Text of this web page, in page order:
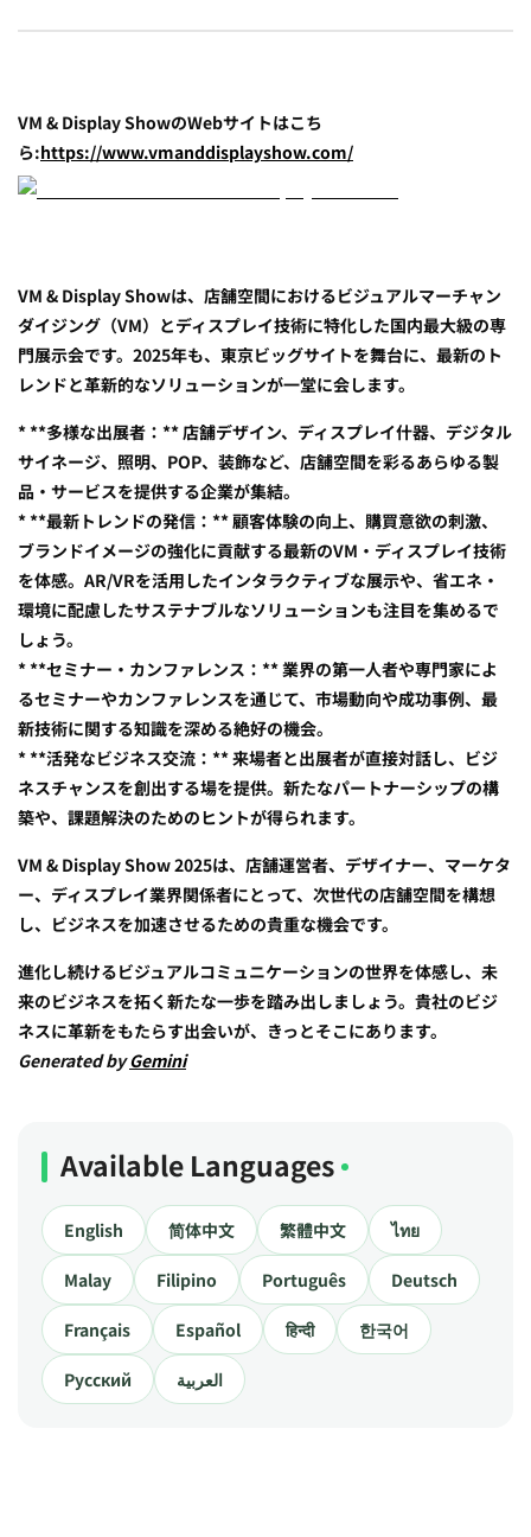
VM & Display ShowのWebサイトはこち
ら:https://www.vmanddisplayshow.com/
VM & Display Showは、店舗空間におけるビジュアルマーチャン
ダイジング（VM）とディスプレイ技術に特化した国内最大級の専
門展示会です。2025年も、東京ビッグサイトを舞台に、最新のト
レンドと革新的なソリューションが一堂に会します。
* **多様な出展者：** 店舗デザイン、ディスプレイ什器、デジタル
サイネージ、照明、POP、装飾など、店舗空間を彩るあらゆる製
品・サービスを提供する企業が集結。
* **最新トレンドの発信：** 顧客体験の向上、購買意欲の刺激、
ブランドイメージの強化に貢献する最新のVM・ディスプレイ技術
を体感。AR/VRを活用したインタラクティブな展示や、省エネ・
環境に配慮したサステナブルなソリューションも注目を集めるで
しょう。
* **セミナー・カンファレンス：** 業界の第一人者や専門家によ
るセミナーやカンファレンスを通じて、市場動向や成功事例、最
新技術に関する知識を深める絶好の機会。
* **活発なビジネス交流：** 来場者と出展者が直接対話し、ビジ
ネスチャンスを創出する場を提供。新たなパートナーシップの構
築や、課題解決のためのヒントが得られます。
VM & Display Show 2025は、店舗運営者、デザイナー、マーケタ
ー、ディスプレイ業界関係者にとって、次世代の店舗空間を構想
し、ビジネスを加速させるための貴重な機会です。
進化し続けるビジュアルコミュニケーションの世界を体感し、未
来のビジネスを拓く新たな一歩を踏み出しましょう。貴社のビジ
ネスに革新をもたらす出会いが、きっとそこにあります。
Generated byGemini
Available Languages
English 简体中文 繁體中文 ไทย
Malay Filipino Português Deutsch
Français Español हिन्दी 한국어
Русский العربية